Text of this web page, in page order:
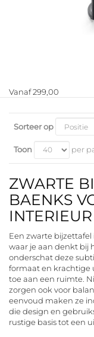
Vanaf 299,00
Toon per
Sorteer op
ZWARTE
BAENKS
INTERIEUR
Een zwarte
waar je aan denkt bij
onderschat deze
formaat en krachtige
toe aan een ruimte.
zorgen ook voor
eenvoud maken ze
die design en
rustige basis tot een